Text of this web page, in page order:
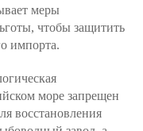
меры
чтобы защитить
импорта.
море запрещен
восстановления